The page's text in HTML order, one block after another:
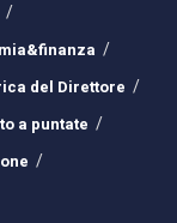
del Direttore
a puntate